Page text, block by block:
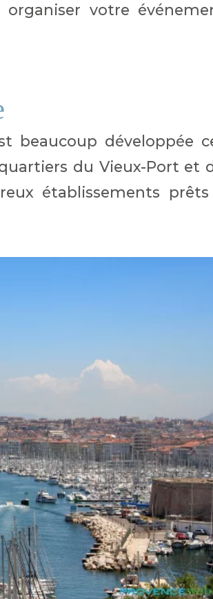
votre
beaucoup développée
du Vieux-Port et
établissements prêts